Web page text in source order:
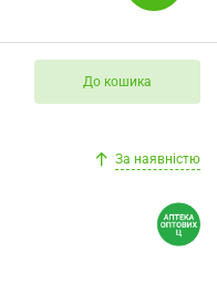
До кошика
За наявністю